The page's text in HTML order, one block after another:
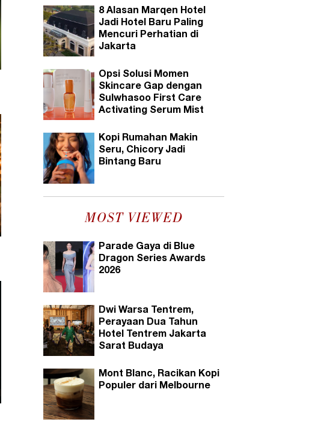
8 Alasan Marqen Hotel
Jadi Hotel Baru Paling
Mencuri Perhatian di
Jakarta
Opsi Solusi Momen
Skincare Gap dengan
Sulwhasoo First Care
Activating Serum Mist
Kopi Rumahan Makin
Seru, Chicory Jadi
Bintang Baru
MOST VIEWED
Parade Gaya di Blue
Dragon Series Awards
2026
Dwi Warsa Tentrem,
Perayaan Dua Tahun
Hotel Tentrem Jakarta
Sarat Budaya
Mont Blanc, Racikan Kopi
Populer dari Melbourne